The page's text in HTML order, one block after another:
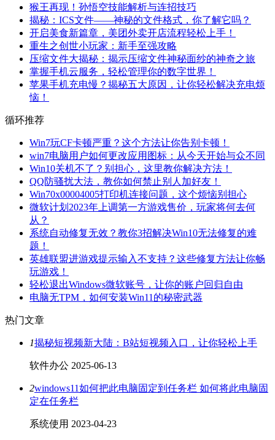
猴王再现！孙悟空技能解析与连招技巧
揭秘：ICS文件——神秘的文件格式，你了解它吗？
开启美食新篇章，美团外卖开店流程轻松上手！
重生之创世小玩家：新手至强攻略
压缩文件大揭秘：揭示压缩文件神秘面纱的神奇之旅
掌握手机云服务，轻松管理你的数字世界！
苹果手机充电慢？揭秘五大原因，让你轻松解决充电烦
恼！
循环推荐
Win7玩CF卡顿严重？这个方法让你告别卡顿！
win7电脑用户如何更改应用图标：从今天开始与众不同
Win10关机不了？别担心，这里教你解决方法！
QQ防骚扰大法，教你如何禁止别人加好友！
Win70x00004005打印机连接问题，这个烦恼别担心
微软计划2023年上调第一方游戏售价，玩家将何去何
从？
系统自动修复无效？教你3招解决Win10无法修复的难
题！
英雄联盟进游戏提示输入不支持？这些修复方法让你畅
玩游戏！
轻松退出Windows微软账号，让你的账户回归自由
电脑无TPM，如何安装Win11的秘密武器
热门文章
1揭秘短视频新大陆：B站短视频入口，让你轻松上手
软件办公 2025-06-13
2windows11如何把此电脑固定到任务栏 如何将此电脑固
定在任务栏
系统使用 2023-04-23